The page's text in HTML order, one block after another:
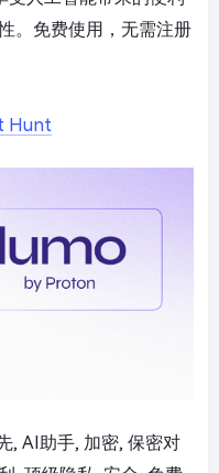
。免费使用，无需注册
Hunt
, AI助手, 加密, 保密对